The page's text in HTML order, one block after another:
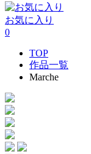
お気に入り
0
TOP
作品一覧
Marche